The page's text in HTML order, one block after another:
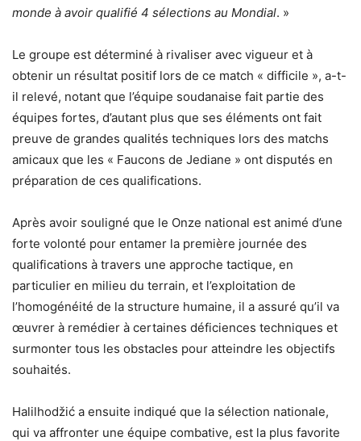
monde à avoir qualifié 4 sélections au Mondial. »
Le groupe est déterminé à rivaliser avec vigueur et à
obtenir un résultat positif lors de ce match « difficile », a-t-
il relevé, notant que l’équipe soudanaise fait partie des
équipes fortes, d’autant plus que ses éléments ont fait
preuve de grandes qualités techniques lors des matchs
amicaux que les « Faucons de Jediane » ont disputés en
préparation de ces qualifications.
Après avoir souligné que le Onze national est animé d’une
forte volonté pour entamer la première journée des
qualifications à travers une approche tactique, en
particulier en milieu du terrain, et l’exploitation de
l’homogénéité de la structure humaine, il a assuré qu’il va
œuvrer à remédier à certaines déficiences techniques et
surmonter tous les obstacles pour atteindre les objectifs
souhaités.
Halilhodžić a ensuite indiqué que la sélection nationale,
qui va affronter une équipe combative, est la plus favorite